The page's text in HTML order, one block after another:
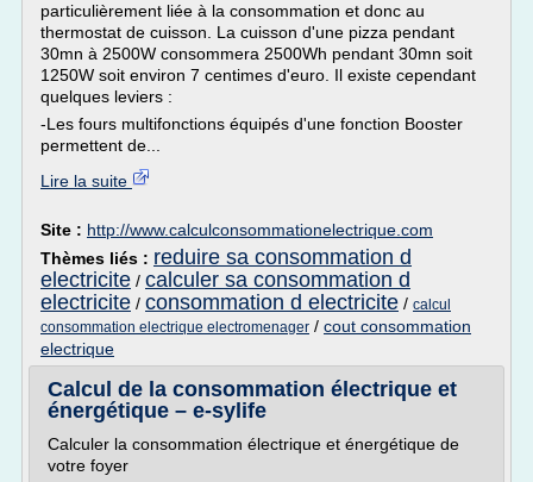
particulièrement liée à la consommation et donc au
thermostat de cuisson. La cuisson d'une pizza pendant
30mn à 2500W consommera 2500Wh pendant 30mn soit
1250W soit environ 7 centimes d'euro. Il existe cependant
quelques leviers :
-Les fours multifonctions équipés d'une fonction Booster
permettent de...
Lire la suite
Site : http://www.calculconsommationelectrique.com
Thèmes liés : reduire sa consommation d
electricite / calculer sa consommation d
electricite / consommation d electricite / calcul
consommation electrique electromenager / cout consommation
electrique
Calcul de la consommation électrique et
énergétique – e-sylife
Calculer la consommation électrique et énergétique de
votre foyer